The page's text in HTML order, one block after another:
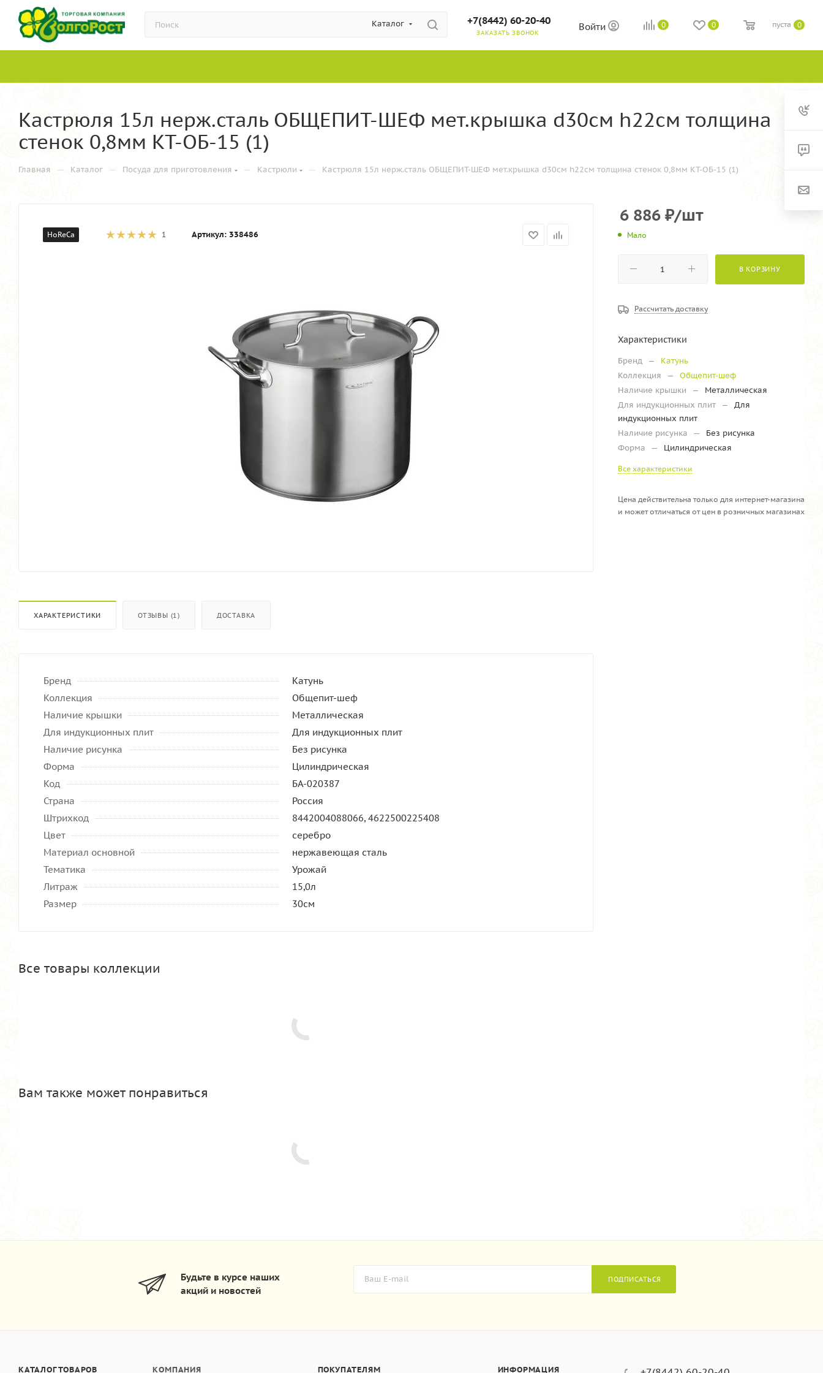
Каталог +7(8442) 60-20-40
ЗАКАЗАТЬ ЗВОНОК
Войти 0 0 0
пуста
Кастрюля 15л нерж.сталь ОБЩЕПИТ-ШЕФ мет.крышка d30см h22см толщина
стенок 0,8мм КТ-ОБ-15 (1)
Главная — Каталог — Посуда для приготовления — Кастрюли — Кастрюля 15л нерж.сталь ОБЩЕПИТ-ШЕФ мет.крышка d30см h22см толщина стенок 0,8мм КТ-ОБ-15 (1)
HoReCa 1 Артикул: 338486
ХАРАКТЕРИСТИКИ ОТЗЫВЫ (1) ДОСТАВКА
Бренд
Катунь
Коллекция
Общепит-шеф
Наличие крышки
Металлическая
Для индукционных плит
Для индукционных плит
Наличие рисунка
Без рисунка
Форма
Цилиндрическая
Код
БА-020387
Страна
Россия
Штрихкод
8442004088066, 4622500225408
Цвет
серебро
Материал основной
нержавеющая сталь
Тематика
Урожай
Литраж
15,0л
Размер
30см
Все товары коллекции
Вам также может понравиться
6 886 ₽/шт
Мало
В КОРЗИНУ
Рассчитать доставку
Характеристики
Бренд —
Катунь
Коллекция
—
Общепит-шеф
Наличие крышки
—
Металлическая
Для индукционных плит —
Для
индукционных плит
Наличие рисунка
—
Без рисунка
Форма
— Цилиндрическая
Все характеристики
Цена действительна только для интернет-магазина
и может отличаться от цен в розничных магазинах
Будьте в курсе наших
акций и новостей
ПОДПИСАТЬСЯ
КАТАЛОГ ТОВАРОВ КОМПАНИЯ ПОКУПАТЕЛЯМ ИНФОРМАЦИЯ